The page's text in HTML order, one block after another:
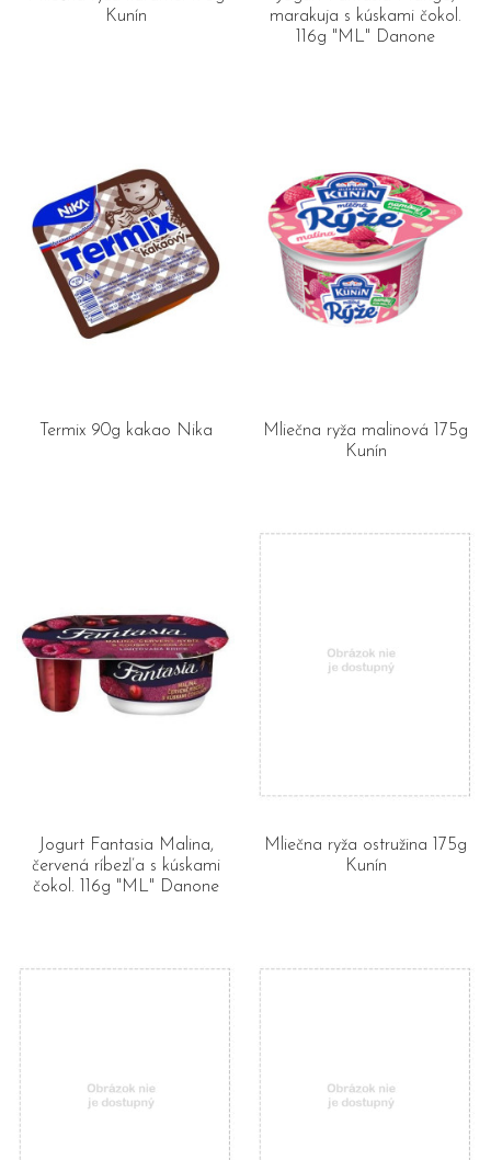
Kunín
marakuja s kúskami čokol.
116g "ML" Danone
Termix 90g kakao Nika
Mliečna ryža malinová 175g
Kunín
Jogurt Fantasia Malina,
červená ríbezľa s kúskami
čokol. 116g "ML" Danone
Mliečna ryža ostružina 175g
Kunín